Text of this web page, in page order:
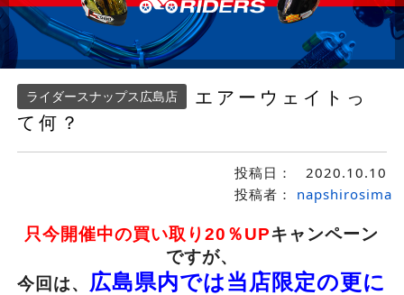
ライダースナップス広島店
エアーウェイトっ
て何？
投稿日：
2020.10.10
投稿者：
napshirosima
只今開催中の買い取り20％UPキャンペーン
ですが、
今回は、 広島県内では当店限定の更に